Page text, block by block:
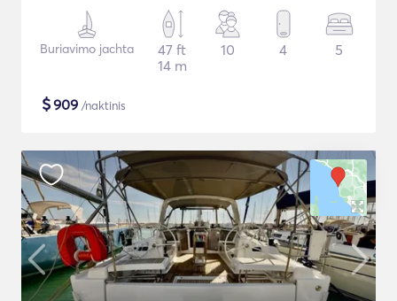
Buriavimo jachta
47 ft
14 m
10 4 5
$909 /naktinis